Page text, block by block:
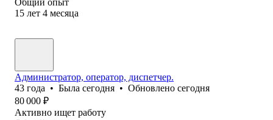
15 лет 4 месяца
Администратор, оператор, диспетчер.
43 года • Была сегодня • Обновлено сегодня
80 000 ₽
Активно ищет работу